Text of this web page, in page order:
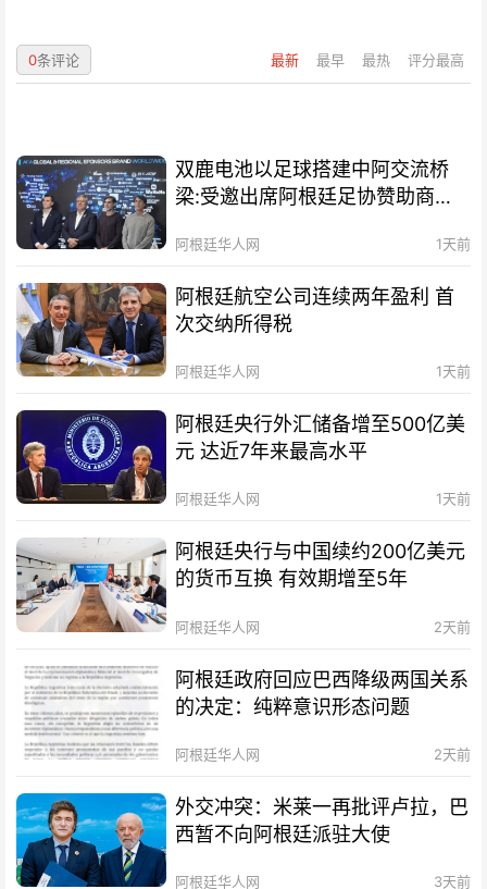
最新 最早 最热 评分最高
0条评论
双鹿电池以足球搭建中阿交流桥
梁:受邀出席阿根廷足协赞助商招
阿根廷华人网 1天前
阿根廷航空公司连续两年盈利 首
次交纳所得税
阿根廷华人网 1天前
阿根廷央行外汇储备增至500亿美
元 达近7年来最高水平
阿根廷华人网 1天前
阿根廷央行与中国续约200亿美元
的货币互换 有效期增至5年
阿根廷华人网 2天前
阿根廷政府回应巴西降级两国关系
的决定：纯粹意识形态问题
阿根廷华人网 2天前
外交冲突：米莱一再批评卢拉，巴
西暂不向阿根廷派驻大使
阿根廷华人网 3天前